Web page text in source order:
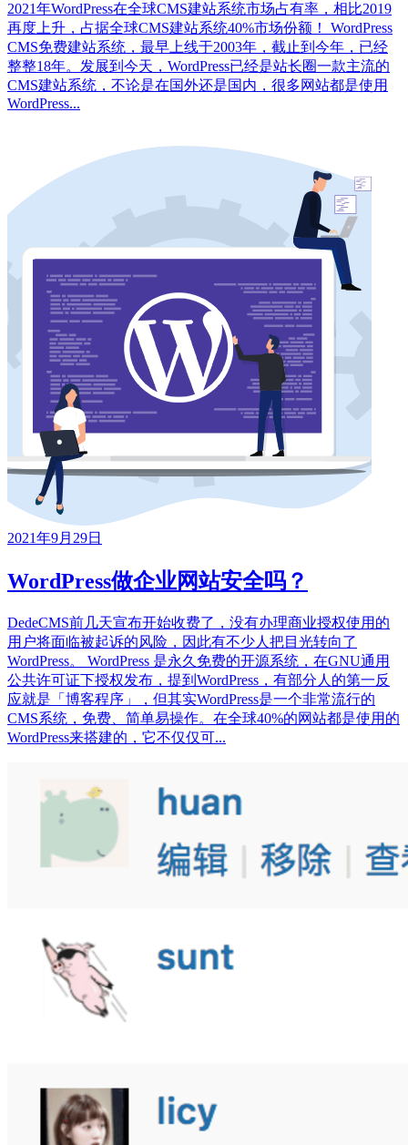
2021年WordPress在全球CMS建站系统市场占有率，相比2019
再度上升，占据全球CMS建站系统40%市场份额！ WordPress
CMS免费建站系统，最早上线于2003年，截止到今年，已经
整整18年。发展到今天，WordPress已经是站长圈一款主流的
CMS建站系统，不论是在国外还是国内，很多网站都是使用
WordPress...
2021年9月29日
WordPress做企业网站安全吗？
DedeCMS前几天宣布开始收费了，没有办理商业授权使用的
用户将面临被起诉的风险，因此有不少人把目光转向了
WordPress。 WordPress 是永久免费的开源系统，在GNU通用
公共许可证下授权发布，提到WordPress，有部分人的第一反
应就是「博客程序」，但其实WordPress是一个非常流行的
CMS系统，免费、简单易操作。在全球40%的网站都是使用的
WordPress来搭建的，它不仅仅可...